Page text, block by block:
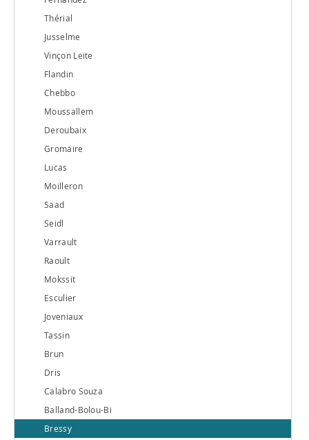
Thérial
Jusselme
Vinçon Leite
Flandin
Chebbo
Moussallem
Deroubaix
Gromaire
Lucas
Moilleron
Saad
Seidl
Varrault
Raoult
Mokssit
Esculier
Joveniaux
Tassin
Brun
Dris
Calabro Souza
Balland-Bolou-Bi
Bressy